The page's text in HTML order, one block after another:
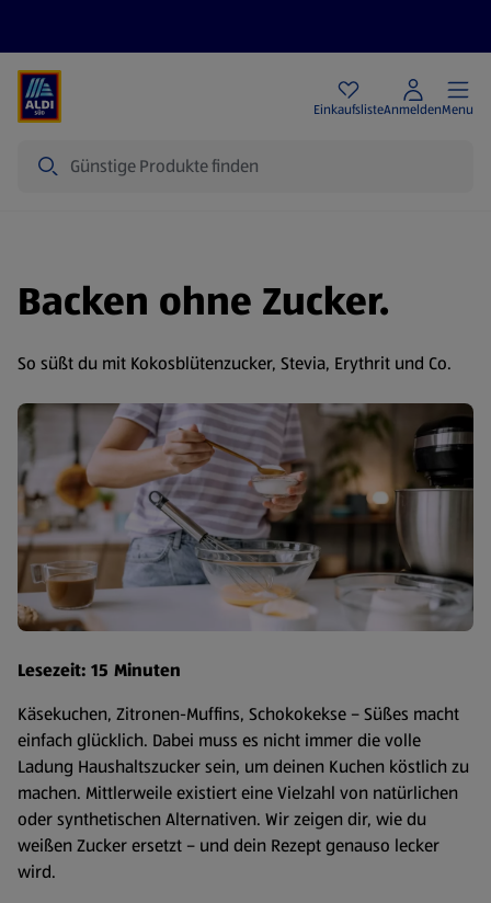
EinkaufslisteAnmeldenMenu
Backen ohne Zucker.
So süßt du mit Kokosblütenzucker, Stevia, Erythrit und Co.
Lesezeit: 15 Minuten
Käsekuchen, Zitronen-Muffins, Schokokekse – Süßes macht
einfach glücklich. Dabei muss es nicht immer die volle
Ladung Haushaltszucker sein, um deinen Kuchen köstlich zu
machen. Mittlerweile existiert eine Vielzahl von natürlichen
oder synthetischen Alternativen. Wir zeigen dir, wie du
weißen Zucker ersetzt – und dein Rezept genauso lecker
wird.